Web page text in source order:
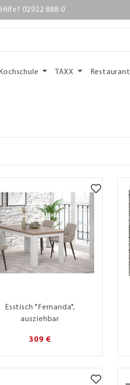
02922 888 0
TAXX Restaurant
Esstisch "Fernanda",
ausziehbar
309 €